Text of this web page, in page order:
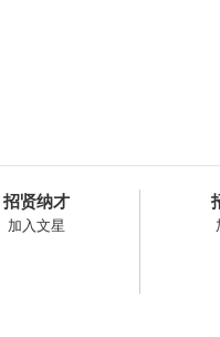
招贤纳才
加入文星